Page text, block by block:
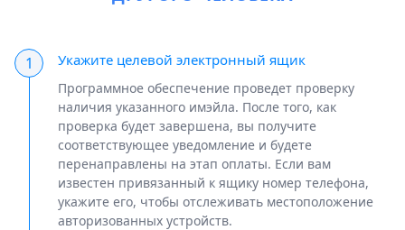
1 Укажите целевой электронный ящик
Программное обеспечение проведет проверку
наличия указанного имэйла. После того, как
проверка будет завершена, вы получите
соответствующее уведомление и будете
перенаправлены на этап оплаты. Если вам
известен привязанный к ящику номер телефона,
укажите его, чтобы отслеживать местоположение
авторизованных устройств.